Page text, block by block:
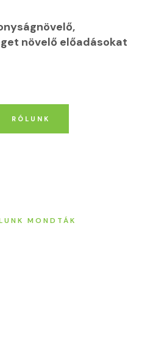
növelő előadásokat
RÓLUNK
MONDTÁK